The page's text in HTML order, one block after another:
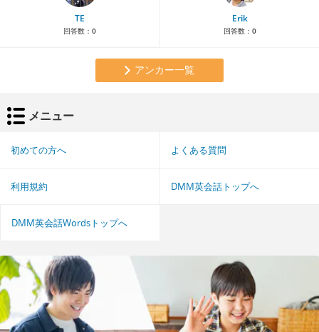
TE
回答数： 0
Erik
回答数： 0
アンカー一覧
メニュー
初めての方へ よくある質問
利用規約 DMM英会話トップへ
DMM英会話Wordsトップへ